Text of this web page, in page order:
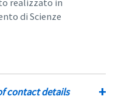
realizzato in
di Scienze
contact details +